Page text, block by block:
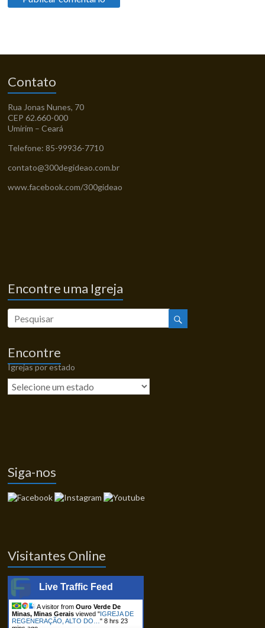
Contato
Rua Jonas Nunes, 70
CEP 62.660-000
Umirim – Ceará
Telefone: 85-99936-7710
contato@300degideao.com.br
www.facebook.com/300gideao
Encontre uma Igreja
Encontre
Igrejas por estado
Siga-nos
Visitantes Online
Live Traffic Feed
A visitor fromOuro Verde De
Minas, Minas Gerais viewed "IGREJA DE
REGENERAÇÃO, ALTO DO…"8 hrs 23